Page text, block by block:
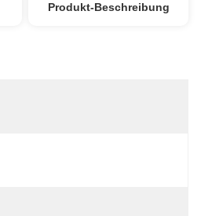
Produkt-Beschreibung